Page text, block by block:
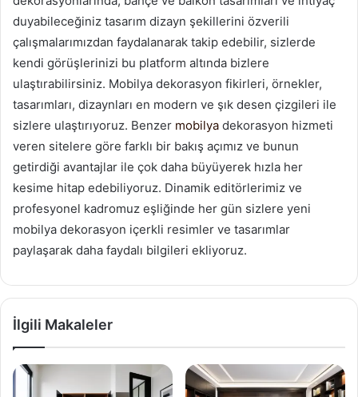
duyabileceğiniz tasarım dizayn şekillerini özverili
çalışmalarımızdan faydalanarak takip edebilir, sizlerde
kendi görüşlerinizi bu platform altında bizlere
ulaştırabilirsiniz. Mobilya dekorasyon fikirleri, örnekler,
tasarımları, dizaynları en modern ve şık desen çizgileri ile
sizlere ulaştırıyoruz. Benzer mobilya dekorasyon hizmeti
veren sitelere göre farklı bir bakış açımız ve bunun
getirdiği avantajlar ile çok daha büyüyerek hızla her
kesime hitap edebiliyoruz. Dinamik editörlerimiz ve
profesyonel kadromuz eşliğinde her gün sizlere yeni
mobilya dekorasyon içerkli resimler ve tasarımlar
paylaşarak daha faydalı bilgileri ekliyoruz.
İlgili Makaleler